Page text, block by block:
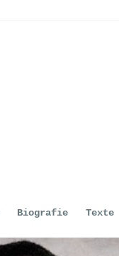
Biografie Texte